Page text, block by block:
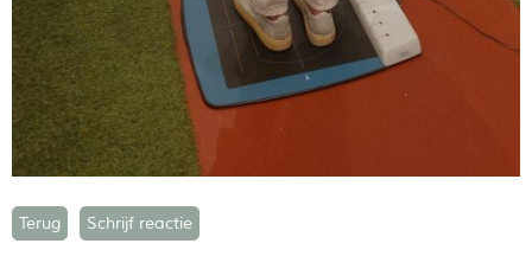
Terug Schrijf reactie